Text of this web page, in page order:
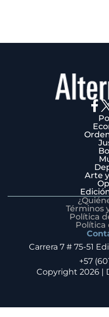
Arte
Términos
Política
Política
Carrera 7 # 75-51
+57
Copyright 2026 |